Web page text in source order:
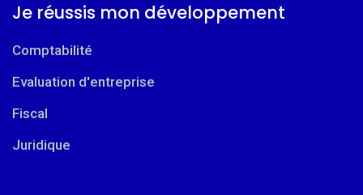
Je réussis mon développement
Comptabilité
Evaluation d'entreprise
Fiscal
Juridique